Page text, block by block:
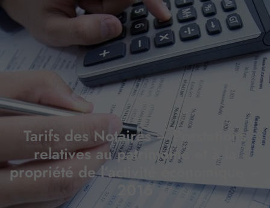
Tarifs des Notaires – Prestations
relatives au patrimoine et à la
propriété de l’activité économique –
2016